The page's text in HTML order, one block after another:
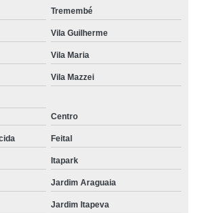
contraste preço José Bonifácio
preço Vila Barros
em sp Parque Continental
Vila Gustavo
Jardim Oliveira,
preço Vila Medeiros
Ermelino Matarazzo
contraste em sp Água Azul
Centro
Tremembé
Vila Guilherme
Vila Maria
Vila Mazzei
Centro
Feital
Itapark
Jardim Araguaia
Jardim Itapeva